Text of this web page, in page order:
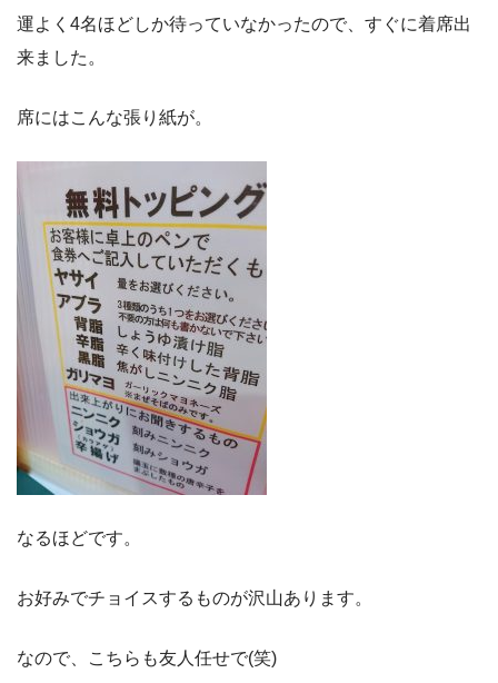
運よく4名ほどしか待っていなかったので、すぐに着席出
来ました。
席にはこんな張り紙が。
なるほどです。
お好みでチョイスするものが沢山あります。
なので、こちらも友人任せで(笑)